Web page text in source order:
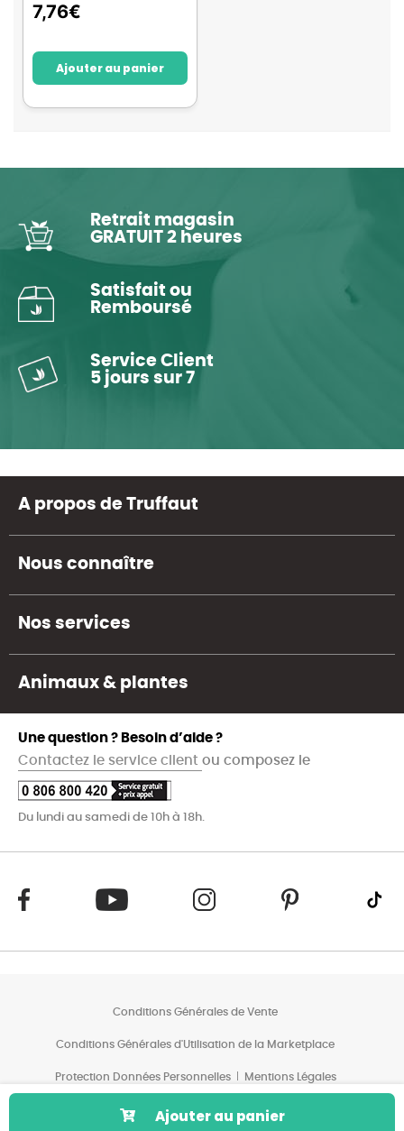
Ajouter au panier
7,76€
Ajouter au panier
Retrait magasin
GRATUIT 2 heures
Satisfait ou
Remboursé
Service Client
5 jours sur 7
A propos de Truffaut
Nous connaître
Nos services
Animaux & plantes
Une question ? Besoin d’aide ?
Contactez le service client ou composez le
Du lundi au samedi de 10h à 18h.
Conditions Générales de Vente
Conditions Générales d'Utilisation de la Marketplace
Protection Données Personnelles Mentions Légales
Conditions des Offres*